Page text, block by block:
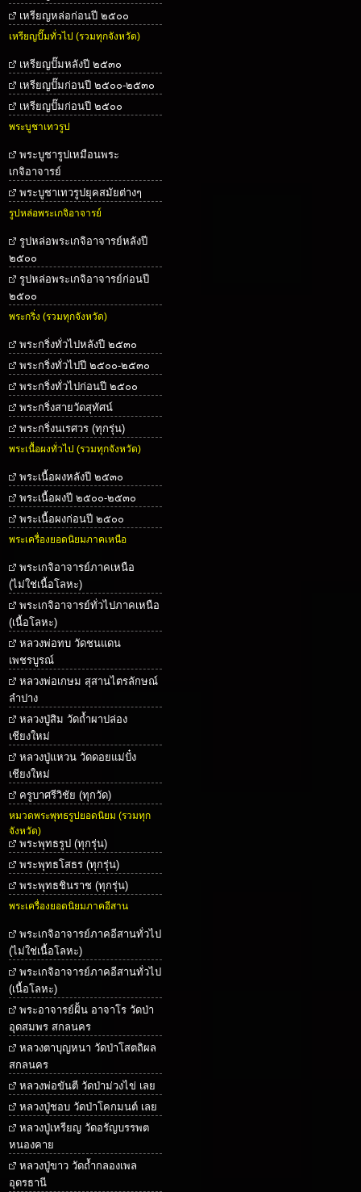
เหรียญหล่อก่อนปี ๒๕๐๐
เหรียญปั๊มทั่วไป (รวมทุกจังหวัด)
เหรียญปั๊มหลังปี ๒๕๓๐
เหรียญปั๊มก่อนปี ๒๕๐๐-๒๕๓๐
เหรียญปั๊มก่อนปี ๒๕๐๐
พระบูชาเทวรูป
พระบูชารูปเหมือนพระ
เกจิอาจารย์
พระบูชาเทวรูปยุคสมัยต่างๆ
รูปหล่อพระเกจิอาจารย์
รูปหล่อพระเกจิอาจารย์หลังปี
๒๕๐๐
รูปหล่อพระเกจิอาจารย์ก่อนปี
๒๕๐๐
พระกริ่ง (รวมทุกจังหวัด)
พระกริ่งทั่วไปหลังปี ๒๕๓๐
พระกริ่งทั่วไปปี ๒๕๐๐-๒๕๓๐
พระกริ่งทั่วไปก่อนปี ๒๕๐๐
พระกริ่งสายวัดสุทัศน์
พระกริ่งนเรศวร (ทุกรุ่น)
พระเนื้อผงทั่วไป (รวมทุกจังหวัด)
พระเนื้อผงหลังปี ๒๕๓๐
พระเนื้อผงปี ๒๕๐๐-๒๕๓๐
พระเนื้อผงก่อนปี ๒๕๐๐
พระเครื่องยอดนิยมภาคเหนือ
พระเกจิอาจารย์ภาคเหนือ
(ไม่ใช่เนื้อโลหะ)
พระเกจิอาจารย์ทั่วไปภาคเหนือ
(เนื้อโลหะ)
หลวงพ่อทบ วัดชนแดน
เพชรบูรณ์
หลวงพ่อเกษม สุสานไตรลักษณ์
ลำปาง
หลวงปู่สิม วัดถ้ำผาปล่อง
เชียงใหม่
หลวงปู่แหวน วัดดอยแม่ปั๋ง
เชียงใหม่
ครูบาศรีวิชัย (ทุกวัด)
หมวดพระพุทธรูปยอดนิยม (รวมทุก
จังหวัด)
พระพุทธรูป (ทุกรุ่น)
พระพุทธโสธร (ทุกรุ่น)
พระพุทธชินราช (ทุกรุ่น)
พระเครื่องยอดนิยมภาคอีสาน
พระเกจิอาจารย์ภาคอีสานทั่วไป
(ไม่ใช่เนื้อโลหะ)
พระเกจิอาจารย์ภาคอีสานทั่วไป
(เนื้อโลหะ)
พระอาจารย์ฝั้น อาจาโร วัดป่า
อุดสมพร สกลนคร
หลวงตาบุญหนา วัดป่าโสตถิผล
สกลนคร
หลวงพ่อขันตี วัดป่าม่วงไข่ เลย
หลวงปู่ชอบ วัดป่าโคกมนต์ เลย
หลวงปู่เหรียญ วัดอรัญบรรพต
หนองคาย
หลวงปู่ขาว วัดถ้ำกลองเพล
อุดรธานี